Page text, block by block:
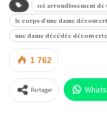
11è arrondissement
le corps d'une dame
une dame décédée
1 762
Partager